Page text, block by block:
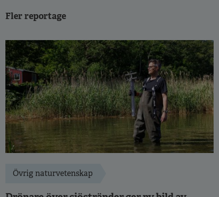
Fler reportage
Övrig naturvetenskap